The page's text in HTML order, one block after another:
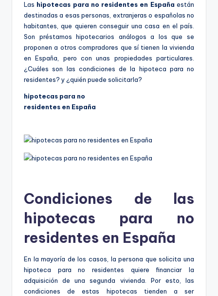
Las hipotecas para no residentes en España están
destinadas a esas personas, extranjeras o españolas no
habitantes, que quieren conseguir una casa en el país.
Son préstamos hipotecarios análogos a los que se
proponen a otros compradores que sí tienen la vivienda
en España, pero con unas propiedades particulares.
¿Cuáles son las condiciones de la hipoteca para no
residentes? y ¿quién puede solicitarla?
hipotecas para no
residentes en España
Condiciones de las
hipotecas para no
residentes en España
En la mayoría de los casos, la persona que solicita una
hipoteca para no residentes quiere financiar la
adquisición de una segunda vivienda. Por esto, las
condiciones de estas hipotecas tienden a ser